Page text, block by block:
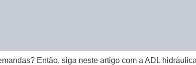
Então, siga neste artigo com a ADL